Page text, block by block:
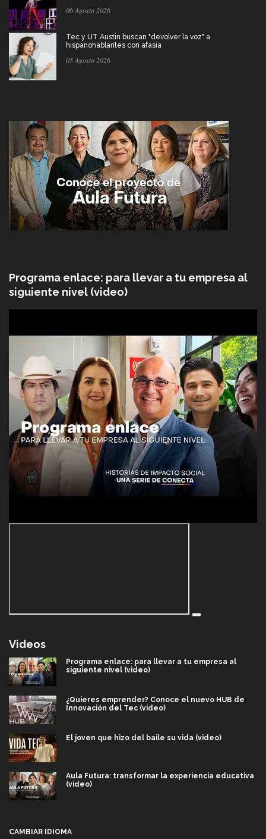
06 Agosto 2026
Tec y UT Austin buscan "devolver la voz" a
hispanohablantes con afasia
05 Agosto 2026
Programa enlace: para llevar a tu empresa al
siguiente nivel (video)
Videos
Programa enlace: para llevar a tu empresa al
siguiente nivel (video)
¿Quieres emprender? Conoce el nuevo HUB de
Innovación del Tec (video)
El joven que hizo del baile su vida (video)
Aula Futura: transformar la experiencia educativa
(video)
CAMBIAR IDIOMA